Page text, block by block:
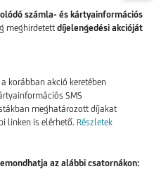
számla- és kártyainformációs
meghirdetett díjelengedési akcióját
korábban akció keretében
SMS
meghatározott díjakat
linken is elérhető. Részletek
az alábbi csatornákon: